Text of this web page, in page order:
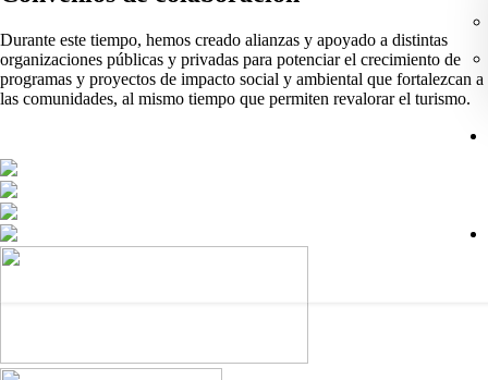
Durante este tiempo, hemos creado alianzas y apoyado a distintas
organizaciones públicas y privadas para potenciar el crecimiento de
programas y proyectos de impacto social y ambiental que fortalezcan a
las comunidades, al mismo tiempo que permiten revalorar el turismo.